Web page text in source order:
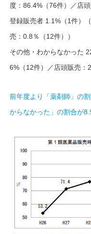
度：86.4%（76件）／店
登録販売者 1.1%（1件）
売：0.8％（12件））
その他・わからなかった
6%（12件）／店頭販売：
前年度より「薬剤師」の
からなかった」の割合が